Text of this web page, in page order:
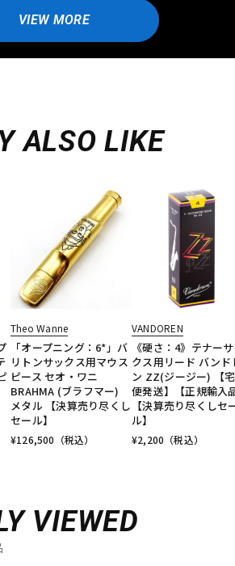
VIEW MORE
ALSO LIKE
Theo Wanne
「オープニング：6*」バ
リトンサックス用マウス
ピース セオ・ワニ
BRAHMA (ブラフマー)
メタル 【決算売り尽くし
セール】
¥126,500 （税込）
VANDOREN
《硬さ：4》テナー
クス用リード バンド
ン ZZ(ジージー) 【
便発送】【正規輸入
【決算売り尽くしセ
ル】
¥2,200 （税込）
VIEWED